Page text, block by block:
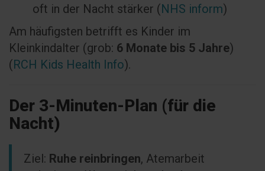
oft in der Nacht stärker (NHS inform)
Am häufigsten betrifft es Kinder im
Kleinkindalter (grob: 6 Monate bis 5 Jahre)
(RCH Kids Health Info).
Der 3-Minuten-Plan (für die
Nacht)
Ziel: Ruhe reinbringen, Atemarbeit